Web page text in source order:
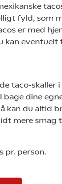
fyld, som
er med
kan
taco-skaller
dine
kan du altid
mere smag
pr. person.